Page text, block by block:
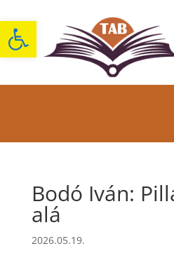
Eszköztár megnyitása
Bodó Iván:
alá
2026.05.19.